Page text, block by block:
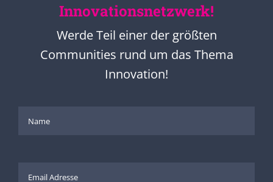
Innovationsnetzwerk!
Werde Teil einer der größten
Communities rund um das Thema
Innovation!